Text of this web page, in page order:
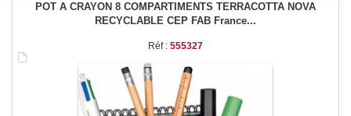
POT A CRAYON 8 COMPARTIMENTS TERRACOTTA NOVA
RECYCLABLE CEP FAB France...
Réf : 555327